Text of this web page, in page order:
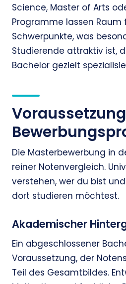
Science, Master of Arts
Programme lassen Raum
Schwerpunkte, was
Studierende attraktiv ist,
Bachelor gezielt
Die Masterbewerbung in
reiner Notenvergleich.
verstehen, wer du bist
dort studieren möchtest.
Akademischer
Ein abgeschlossener
Voraussetzung, der
Teil des Gesamtbildes.